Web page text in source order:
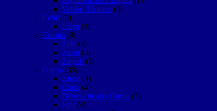
Vekiko Târnovo (3)
Cehia (5)
Praga (3)
Croatia (9)
Split (3)
Zadar (2)
Zagreb (3)
Grecia (38)
Atena (4)
Corfu (4)
Diverse despre Grecia (7)
Epir (4)